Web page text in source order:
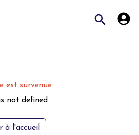
est survenue
not defined
à l'accueil